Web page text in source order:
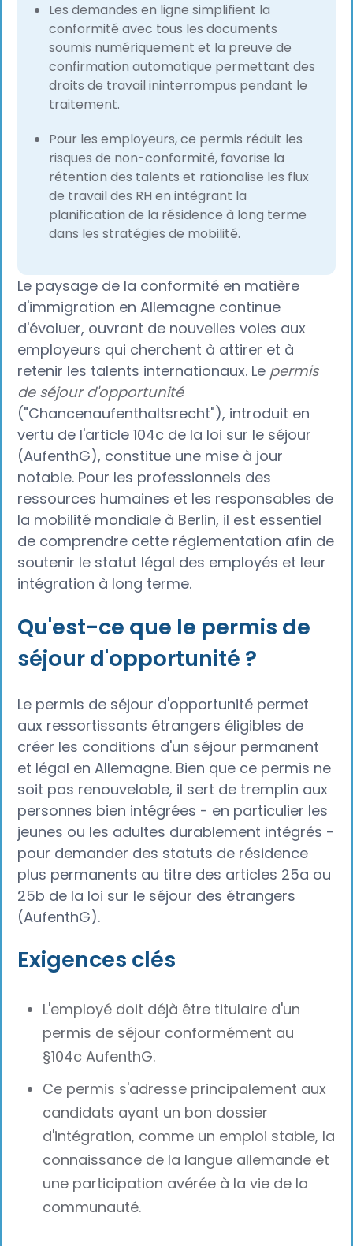
Les demandes en ligne simplifient la
conformité avec tous les documents
soumis numériquement et la preuve de
confirmation automatique permettant des
droits de travail ininterrompus pendant le
traitement.
Pour les employeurs, ce permis réduit les
risques de non-conformité, favorise la
rétention des talents et rationalise les flux
de travail des RH en intégrant la
planification de la résidence à long terme
dans les stratégies de mobilité.
Le paysage de la conformité en matière
d'immigration en Allemagne continue
d'évoluer, ouvrant de nouvelles voies aux
employeurs qui cherchent à attirer et à
retenir les talents internationaux. Le permis
de séjour d'opportunité
("Chancenaufenthaltsrecht"), introduit en
vertu de l'article 104c de la loi sur le séjour
(AufenthG), constitue une mise à jour
notable. Pour les professionnels des
ressources humaines et les responsables de
la mobilité mondiale à Berlin, il est essentiel
de comprendre cette réglementation afin de
soutenir le statut légal des employés et leur
intégration à long terme.
Qu'est-ce que le permis de
séjour d'opportunité ?
Le permis de séjour d'opportunité permet
aux ressortissants étrangers éligibles de
créer les conditions d'un séjour permanent
et légal en Allemagne. Bien que ce permis ne
soit pas renouvelable, il sert de tremplin aux
personnes bien intégrées - en particulier les
jeunes ou les adultes durablement intégrés -
pour demander des statuts de résidence
plus permanents au titre des articles 25a ou
25b de la loi sur le séjour des étrangers
(AufenthG).
Exigences clés
L'employé doit déjà être titulaire d'un
permis de séjour conformément au
§104c AufenthG.
Ce permis s'adresse principalement aux
candidats ayant un bon dossier
d'intégration, comme un emploi stable, la
connaissance de la langue allemande et
une participation avérée à la vie de la
communauté.